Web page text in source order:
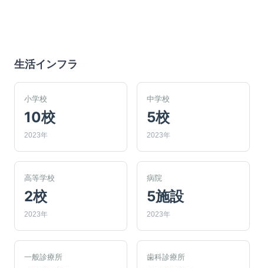
生活インフラ
小学校
10校
2023年
中学校
5校
2023年
高等学校
2校
2023年
病院
5施設
2023年
一般診療所 歯科診療所